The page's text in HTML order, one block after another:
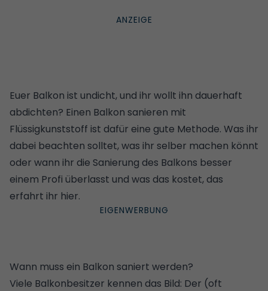
Euer Balkon ist undicht, und ihr wollt ihn dauerhaft
abdichten? Einen Balkon sanieren mit
Flüssigkunststoff ist dafür eine gute Methode. Was ihr
dabei beachten solltet, was ihr selber machen könnt
oder wann ihr die Sanierung des Balkons besser
einem Profi überlasst und was das kostet, das
erfahrt ihr hier.
Wann muss ein Balkon saniert werden?
Viele Balkonbesitzer kennen das Bild: Der (oft